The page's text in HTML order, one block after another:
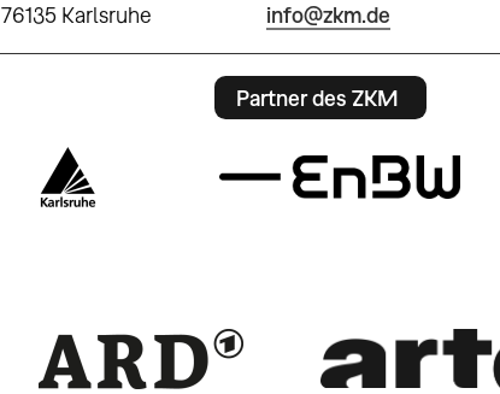
76135 Karlsruhe
info@zkm.de
Partner des ZKM